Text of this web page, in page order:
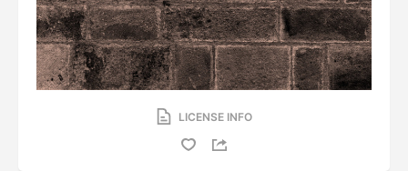
LICENSE INFO